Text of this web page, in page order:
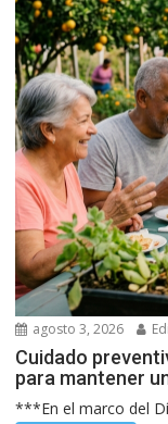
agosto 3, 2026
Cuidado
para mantener
***En el marco del